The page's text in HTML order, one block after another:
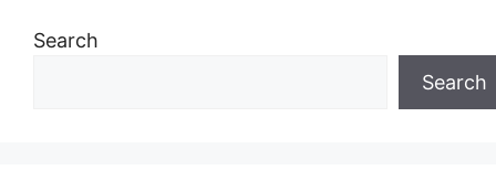
Search
Search